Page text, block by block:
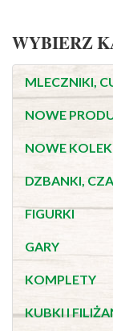
WYBIERZ
MLECZNIKI,
NOWE
NOWE
DZBANKI,
FIGURKI
GARY
KOMPLETY
KUBKI I